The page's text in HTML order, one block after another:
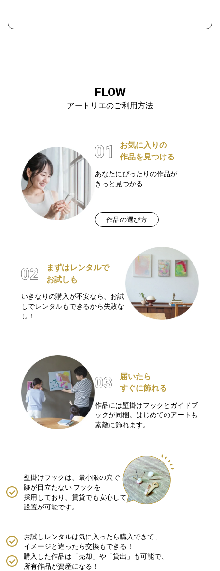
FLOW
アートリエのご利用方法
お気に入りの
作品を見つける
あなたにぴったりの作品が
きっと見つかる
作品の選び方
まずはレンタルで
お試しも
いきなりの購入が不安なら、お試
しでレンタルもできるから失敗な
し！
届いたら
すぐに飾れる
作品には壁掛けフックとガイドブ
ックが同梱。はじめてのアートも
素敵に飾れます。
壁掛けフックは、最小限の穴で
跡が目立たない フックを
採用しており、賃貸でも安心して
設置が可能です。
購入した作品は「売却」や「貸出」も可能で、
所有作品が資産になる！
お試しレンタルは気に入ったら購入できて、
イメージと違ったら交換もできる！